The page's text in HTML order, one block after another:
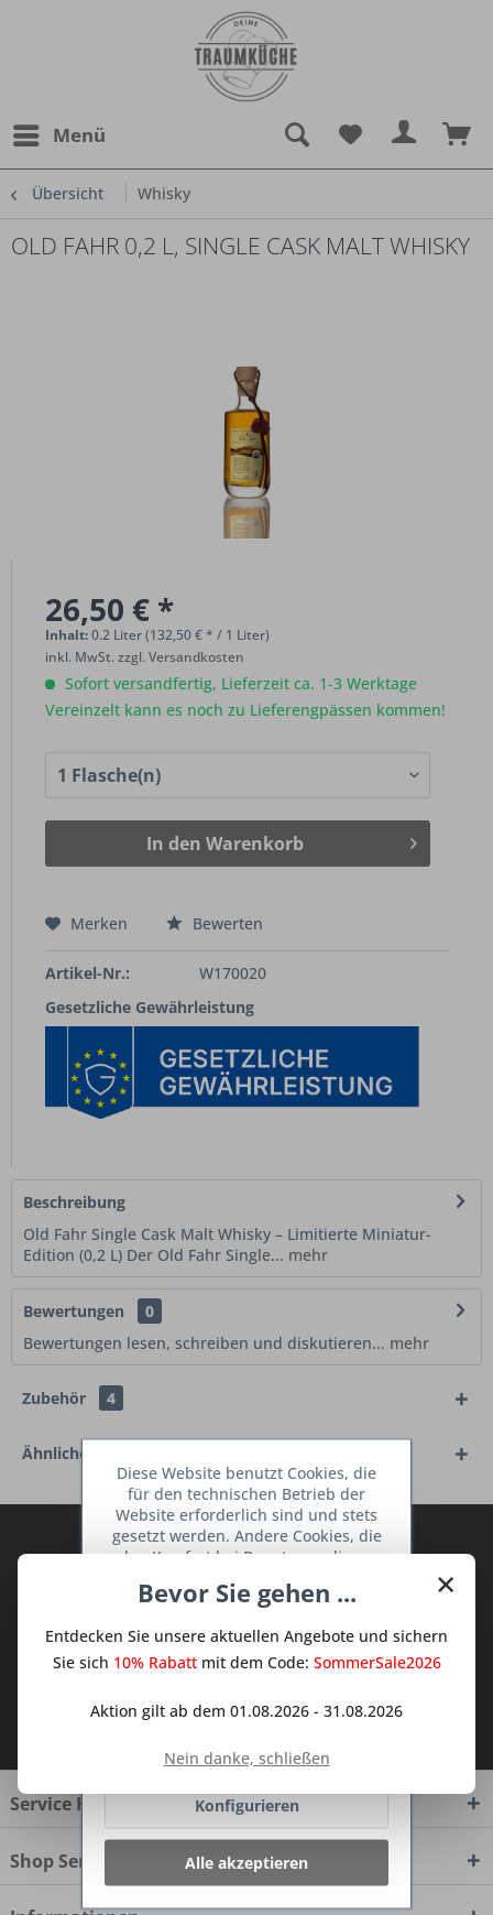
Menü
Übersicht Whisky
OLD FAHR 0,2 L, SINGLE CASK MALT WHISKY
26,50 € *
Inhalt:0.2 Liter (132,50 € * / 1 Liter)
inkl. MwSt.zzgl. Versandkosten
Sofort versandfertig, Lieferzeit ca. 1-3 Werktage
Vereinzelt kann es noch zu Lieferengpässen kommen!
In den Warenkorb
Merken Bewerten
Artikel-Nr.:
W170020
Gesetzliche Gewährleistung
Beschreibung
Old Fahr Single Cask Malt Whisky – Limitierte Miniatur-
Edition (0,2 L) Der Old Fahr Single... mehr
Bewertungen
0
Bewertungen lesen, schreiben und diskutieren... mehr
Zubehör 4
Ähnliche Artikel
Abonnieren Sie den kostenlosen Deine
Sie keine Neuigkeit oder Aktion mehr aus
Ich habe dieDatenschutzbestimmungen
Service Hotline
Shop Service
×
Bevor Sie gehen ...
Entdecken Sie unsere aktuellen Angebote und sichern
Sie sich 10% Rabattmit dem Code: SommerSale2026
Aktion gilt ab dem 01.08.2026 - 31.08.2026
Nein danke, schließen
Diese Website benutzt Cookies, die
für den technischen Betrieb der
Website erforderlich sind und stets
gesetzt werden. Andere Cookies, die
den Komfort bei Benutzung dieser
dienen oder die Interaktion mit
Netzwerken vereinfachen sollen,
werden nur mit Ihrer Zustimmung
Ablehnen
Konfigurieren
Alle akzeptieren